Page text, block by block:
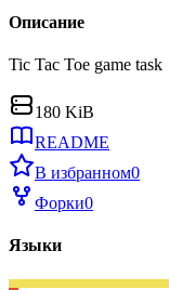
Описание
Tic Tac Toe game task
180 KiB
README
В избранном0
Форки0
Языки